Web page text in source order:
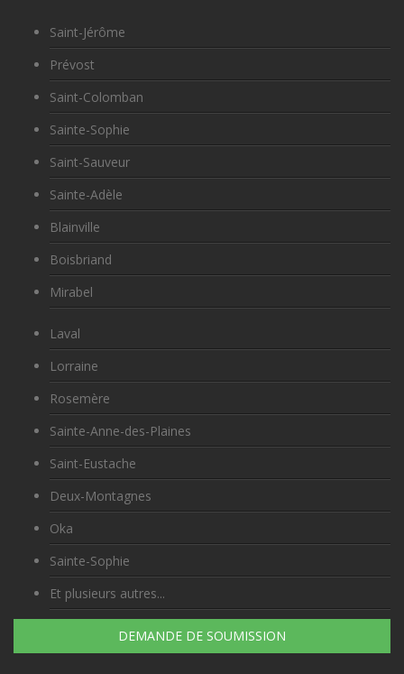
Saint-Jérôme
Prévost
Saint-Colomban
Sainte-Sophie
Saint-Sauveur
Sainte-Adèle
Blainville
Boisbriand
Mirabel
Laval
Lorraine
Rosemère
Sainte-Anne-des-Plaines
Saint-Eustache
Deux-Montagnes
Oka
Sainte-Sophie
Et plusieurs autres...
DEMANDE DE SOUMISSION